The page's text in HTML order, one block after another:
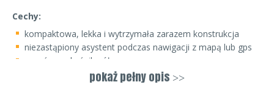
Cechy:
kompaktowa, lekka i wytrzymała zarazem konstrukcja
niezastąpiony asystent podczas nawigacji z mapą lub gps
wyraźny wskaźnik północy
karabińczyk pozwalający zamontować kompas w
wygodnym dla nas miejscu
pokaż pełny opis >>